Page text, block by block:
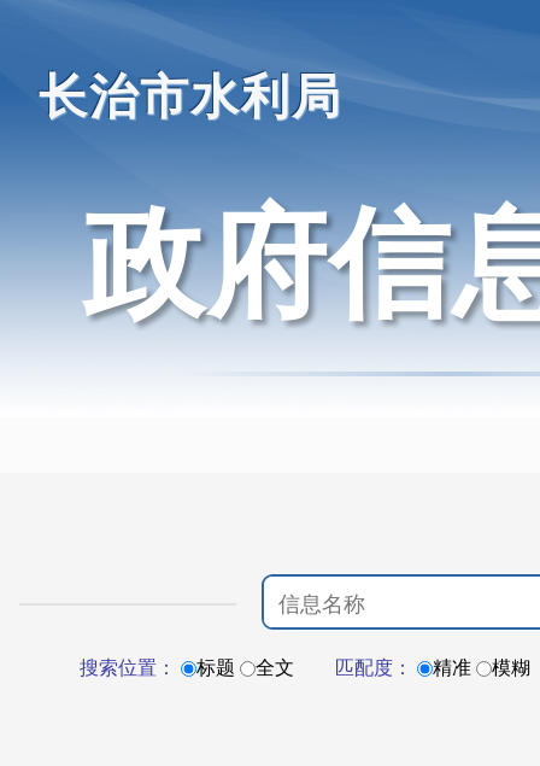
长治市水利局
政府信
搜索位置： 标题 全文 匹配度： 精准 模糊